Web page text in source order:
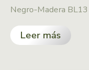
Negro-Madera BL13
Leer más